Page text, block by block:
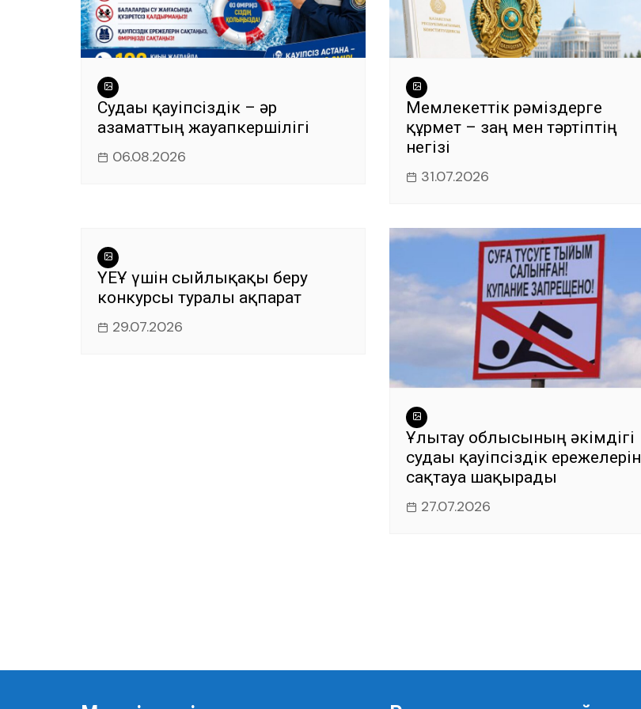
Судағы қауіпсіздік – әр
азаматтың жауапкершілігі
06.08.2026
Мемлекеттік рәміздерге
құрмет – заң мен тәртіптің
негізі
31.07.2026
ҮЕҰ үшін сыйлықақы беру
конкурсы туралы ақпарат
29.07.2026
Ұлытау облысының әкімдігі
судағы қауіпсіздік ережелерін
сақтауға шақырады
27.07.2026